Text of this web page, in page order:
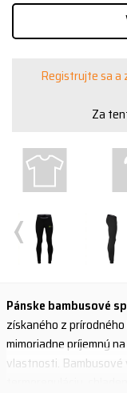
Registrujte sa a
Za
‹
Pánske bambusové
získaného z
mimoriadne príjemný
vlastnosti.
termoreguláciu,